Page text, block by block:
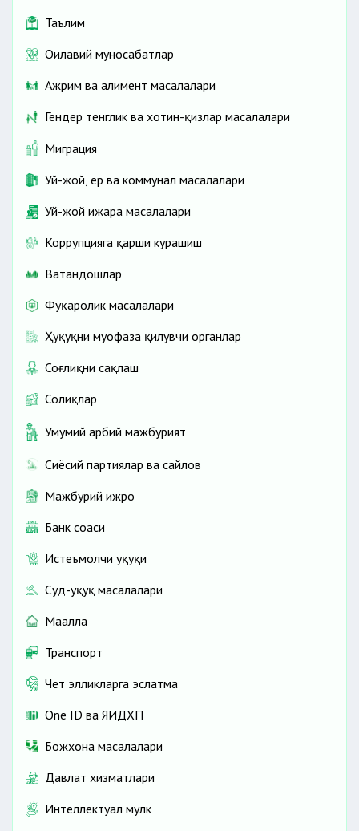
талабгорларнинг ҳужжатлари
Таълим
Оилавий муносабатлар
Ажрим ва алимент масалалари
Гендер тенглик ва хотин-қизлар масалалари
Миграция
Уй-жой, ер ва коммунал масалалари
Уй-жой ижара масалалари
Коррупцияга қарши курашиш
Ватандошлар
Фуқаролик масалалари
Ҳуқуқни муҳофаза қилувчи органлар
Соғлиқни сақлаш
Солиқлар
Умумий ҳарбий мажбурият
Сиёсий партиялар ва сайлов
Мажбурий ижро
Банк соҳаси
Истеъмолчи ҳуқуқи
Суд-ҳуқуқ масалалари
Маҳалла
Транспорт
Чет элликларга эслатма
One ID ва ЯИДХП
Божхона масалалари
Давлат хизматлари
Интеллектуал мулк